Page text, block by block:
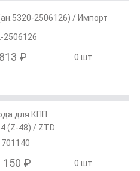
2506126) / Импорт
2506126
813 ₽ 0 шт.
для КПП
(Z-48) / ZTD
150 ₽ 0 шт.